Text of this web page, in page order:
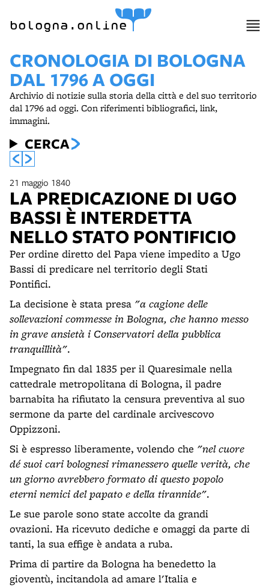
bologna.online
CRONOLOGIA DI BOLOGNA
DAL 1796 A OGGI
Archivio di notizie sulla storia della città e del suo territorio
dal 1796 ad oggi. Con riferimenti bibliografici, link,
immagini.
CERCA
21 maggio 1840
LA PREDICAZIONE DI UGO
BASSI È INTERDETTA
NELLO STATO PONTIFICIO
Per ordine diretto del Papa viene impedito a Ugo
Bassi di predicare nel territorio degli Stati
Pontifici.
La decisione è stata presa "a cagione delle
sollevazioni commesse in Bologna, che hanno messo
in grave ansietà i Conservatori della pubblica
tranquillità".
Impegnato fin dal 1835 per il Quaresimale nella
cattedrale metropolitana di Bologna, il padre
barnabita ha rifiutato la censura preventiva al suo
sermone da parte del cardinale arcivescovo
Oppizzoni.
Si è espresso liberamente, volendo che "nel cuore
dé suoi cari bolognesi rimanessero quelle verità, che
un giorno avrebbero formato di questo popolo
eterni nemici del papato e della tirannide".
Le sue parole sono state accolte da grandi
ovazioni. Ha ricevuto dediche e omaggi da parte di
tanti, la sua effige è andata a ruba.
Prima di partire da Bologna ha benedetto la
gioventù, incitandola ad amare l'Italia e